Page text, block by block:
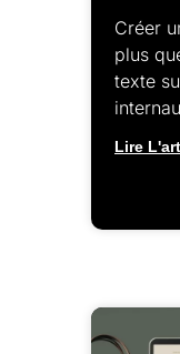
Créer
plus
texte
Lire